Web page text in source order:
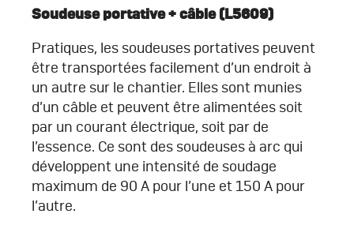
Soudeuse portative + câble (L5609)
Pratiques, les soudeuses portatives peuvent
être transportées facilement d’un endroit à
un autre sur le chantier. Elles sont munies
d’un câble et peuvent être alimentées soit
par un courant électrique, soit par de
l’essence. Ce sont des soudeuses à arc qui
développent une intensité de soudage
maximum de 90 A pour l’une et 150 A pour
l’autre.